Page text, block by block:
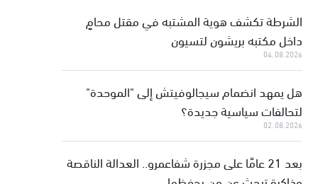
الشرطة تكشف هوية المشتبه في مقتل محامٍ
داخل مكتبه بريشون لتسيون
04.08.2026
هل يمهد انضمام سيجالوفيتش إلى "الموحدة"
لتحالفات سياسية جديدة؟
02.08.2026
بعد 21 عامًا على مجزرة شفاعمرو.. العدالة الناقصة